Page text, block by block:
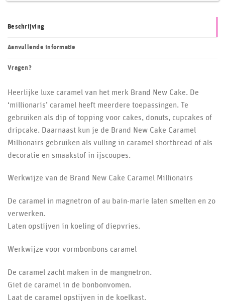
Beschrijving
Aanvullende informatie
Vragen?
Heerlijke luxe caramel van het merk Brand New Cake. De
‘millionaris’ caramel heeft meerdere toepassingen. Te
gebruiken als dip of topping voor cakes, donuts, cupcakes of
dripcake. Daarnaast kun je de Brand New Cake Caramel
Millionairs gebruiken als vulling in caramel shortbread of als
decoratie en smaakstof in ijscoupes.
Werkwijze van de Brand New Cake Caramel Millionairs
De caramel in magnetron of au bain-marie laten smelten en zo
verwerken.
Laten opstijven in koeling of diepvries.
Werkwijze voor vormbonbons caramel
De caramel zacht maken in de mangnetron.
Giet de caramel in de bonbonvomen.
Laat de caramel opstijven in de koelkast.